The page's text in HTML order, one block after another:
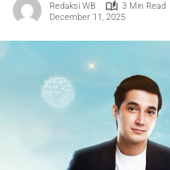
Redaksi WB
3 Min Read
December 11, 2025